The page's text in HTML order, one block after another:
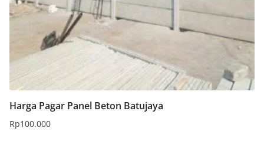
Harga Pagar Panel Beton Batujaya
Rp100.000